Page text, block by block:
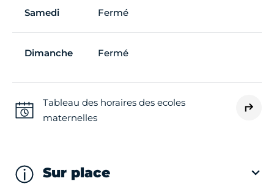
Samedi Fermé
Dimanche Fermé
Tableau des horaires des ecoles
maternelles
Sur place